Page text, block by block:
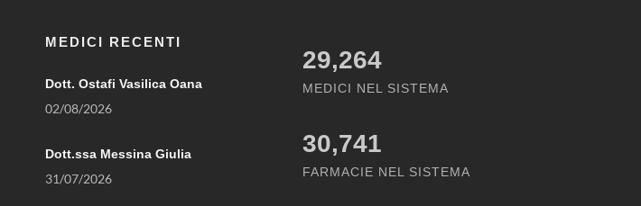
MEDICI RECENTI
Dott. Ostafi Vasilica Oana
02/08/2026
Dott.ssa Messina Giulia
31/07/2026
29,264
MEDICI NEL SISTEMA
30,741
FARMACIE NEL SISTEMA